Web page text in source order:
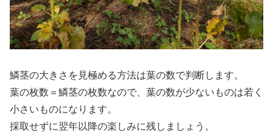
鱗茎の大きさを見極める方法は葉の数で判断します。
葉の枚数＝鱗茎の枚数なので、葉の数が少ないものは若く
小さいものになります。
採取せずに翌年以降の楽しみに残しましょう。